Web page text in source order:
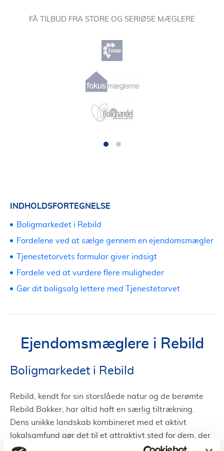
FÅ TILBUD FRA STORE OG SERIØSE MÆGLERE
Ejendomsmæglere i Rebild
Boligmarkedet i Rebild
Rebild, kendt for sin storslåede natur og de berømte
Rebild Bakker, har altid haft en særlig tiltrækning.
Dens unikke landskab kombineret med et aktivt
lokalsamfund gør det til et attraktivt sted for dem, der
ønsker en balance mellem naturoplevelser og
INDHOLDSFORTEGNELSE
Boligmarkedet i Rebild
Fordelene ved at sælge gennem en ejendomsmægler
Tjenestetorvets formular giver indsigt
Fordele ved at vurdere flere muligheder
Gør dit boligsalg lettere med Tjenestetorvet